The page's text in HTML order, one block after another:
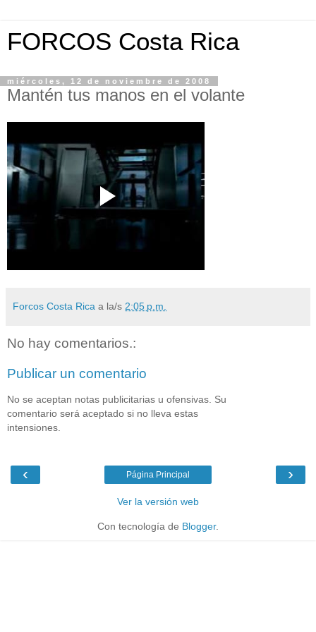
FORCOS Costa Rica
miércoles, 12 de noviembre de 2008
Mantén tus manos en el volante
Forcos Costa Rica a la/s 2:05 p.m.
No hay comentarios.:
Publicar un comentario
No se aceptan notas publicitarias u ofensivas. Su
comentario será aceptado si no lleva estas
intensiones.
‹ ›
Página Principal
Ver la versión web
Con tecnología de Blogger.